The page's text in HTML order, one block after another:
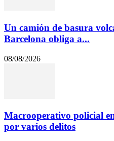
Un camión de basura
Barcelona obliga a...
08/08/2026
Macrooperativo policial
por varios delitos